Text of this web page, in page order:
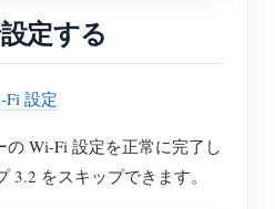
定する
Fi 設定
の Wi-Fi 設定を正常に完了し
3.2 をスキップできます。